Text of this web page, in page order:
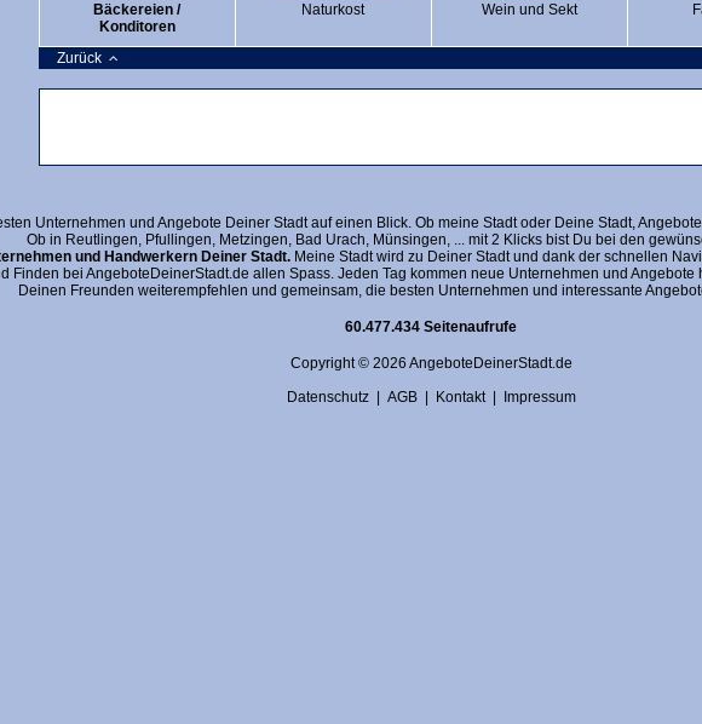
Bäckereien /
Konditoren
Naturkost Wein und Sekt
Zurück
Unternehmen und Angebote Deiner Stadt auf einen Blick. Ob meine Stadt oder Deine Stadt,
Ob in Reutlingen, Pfullingen, Metzingen, Bad Urach, Münsingen, ... mit 2 Klicks bist Du bei den
und Handwerkern Deiner Stadt.Meine Stadt wird zu Deiner Stadt und dank der schnellen
Finden bei AngeboteDeinerStadt.de allen Spass. Jeden Tag kommen neue Unternehmen und
Deinen Freunden weiterempfehlen und gemeinsam, die besten Unternehmen und interessante
60.477.434 Seitenaufrufe
Copyright © 2026 AngeboteDeinerStadt.de
Datenschutz| AGB| Kontakt| Impressum